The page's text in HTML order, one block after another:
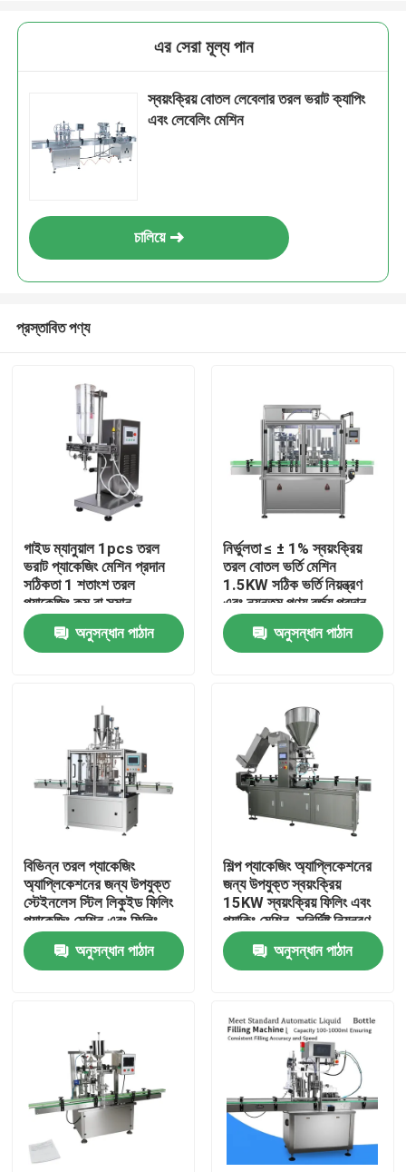
বাড়ি
আমাদের সম্পর্কে
কারখানা পরিদর্শন
গুণমান নিয়ন্ত্রণ
একটি উদ্ধৃতি অনুরোধ করুন
প্যাকেজিং লেবেলিং মেশিন
স্বয়ংক্রিয় প্যাকেজিং মেশিন
স্বয়ংক্রিয় বোতল ক্যাপিং মেশিন
এর সেরা মূল্য পান
স্বয়ংক্রিয় বোতল লেবেলার তরল ভরাট ক্যাপিং
এবং লেবেলিং মেশিন
চালিয়ে
প্রস্তাবিত পণ্য
গাইড ম্যানুয়াল 1pcs তরল
ভরাট প্যাকেজিং মেশিন প্রদান
সঠিকতা 1 শতাংশ তরল
প্যাকেজিং কম বা সমান
অনুসন্ধান পাঠান
নির্ভুলতা ≤ ± 1% স্বয়ংক্রিয়
তরল বোতল ভর্তি মেশিন
1.5KW সঠিক ভর্তি নিয়ন্ত্রণ
এবং ন্যূনতম পণ্য বর্জ্য প্রদান
করে
অনুসন্ধান পাঠান
বিভিন্ন তরল প্যাকেজিং
অ্যাপ্লিকেশনের জন্য উপযুক্ত
স্টেইনলেস স্টিল লিকুইড ফিলিং
প্যাকেজিং মেশিন এবং ফিলিং
সলিউশন
অনুসন্ধান পাঠান
শিল্প প্যাকেজিং অ্যাপ্লিকেশনের
জন্য উপযুক্ত স্বয়ংক্রিয়
15KW স্বয়ংক্রিয় ফিলিং এবং
প্যাকিং মেশিন, সুনির্দিষ্ট নিয়ন্ত্রণ
এবং অপারেশনের সাথে
অনুসন্ধান পাঠান